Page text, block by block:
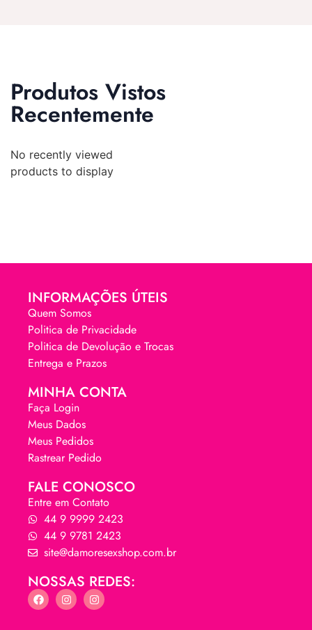
Produtos Vistos
Recentemente
No recently viewed
products to display
INFORMAÇÕES ÚTEIS
Quem Somos
Politica de Privacidade
Politica de Devolução e Trocas
Entrega e Prazos
MINHA CONTA
Faça Login
Meus Dados
Meus Pedidos
Rastrear Pedido
FALE CONOSCO
Entre em Contato
44 9 9999 2423
44 9 9781 2423
site@damoresexshop.com.br
NOSSAS REDES: